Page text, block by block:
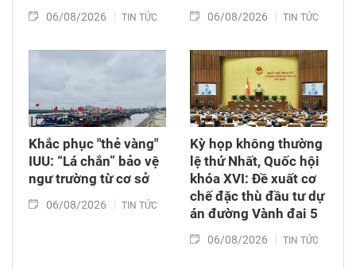
06/08/2026 TIN TỨC 06/08/2026 TIN TỨC
Khắc phục "thẻ vàng"
IUU: “Lá chắn” bảo vệ
ngư trường từ cơ sở
06/08/2026 TIN TỨC
Kỳ họp không thường
lệ thứ Nhất, Quốc hội
khóa XVI: Đề xuất cơ
chế đặc thù đầu tư dự
án đường Vành đai 5
06/08/2026 TIN TỨC